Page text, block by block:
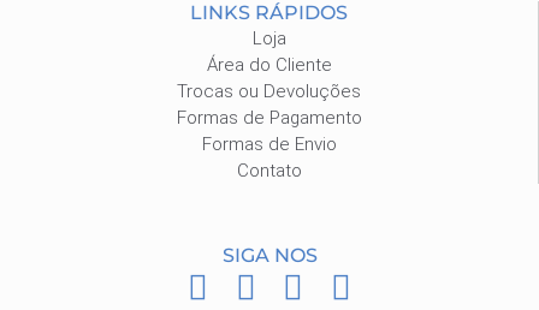
LINKS RÁPIDOS
Loja
Área do Cliente
Trocas ou Devoluções
Formas de Pagamento
Formas de Envio
Contato
SIGA NOS
F I P W